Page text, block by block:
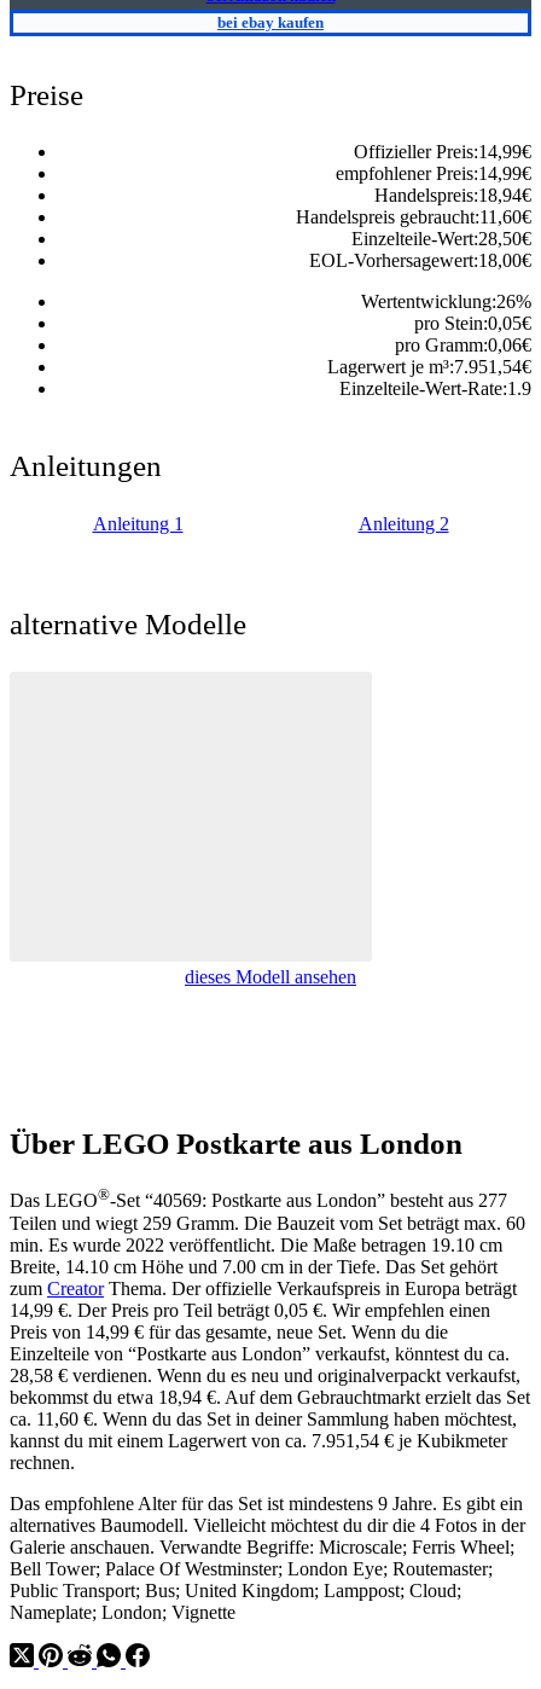
bei ebay kaufen
Preise
Offizieller Preis:14,99€
empfohlener Preis:14,99€
Handelspreis:18,94€
Handelspreis gebraucht:11,60€
Einzelteile-Wert:28,50€
EOL-Vorhersagewert:18,00€
Wertentwicklung:26%
pro Stein:0,05€
pro Gramm:0,06€
Lagerwert je m³:7.951,54€
Einzelteile-Wert-Rate:1.9
Anleitungen
Anleitung 1 Anleitung 2
alternative Modelle
dieses Modell ansehen
Über LEGO Postkarte aus London
Das LEGO®-Set “40569: Postkarte aus London” besteht aus 277
Teilen und wiegt 259 Gramm. Die Bauzeit vom Set beträgt max. 60
min. Es wurde 2022 veröffentlicht. Die Maße betragen 19.10 cm
Breite, 14.10 cm Höhe und 7.00 cm in der Tiefe. Das Set gehört
zum CreatorThema. Der offizielle Verkaufspreis in Europa beträgt
14,99 €. Der Preis pro Teil beträgt 0,05 €. Wir empfehlen einen
Preis von 14,99 € für das gesamte, neue Set. Wenn du die
Einzelteile von “Postkarte aus London” verkaufst, könntest du ca.
28,58 € verdienen. Wenn du es neu und originalverpackt verkaufst,
bekommst du etwa 18,94 €. Auf dem Gebrauchtmarkt erzielt das Set
ca. 11,60 €. Wenn du das Set in deiner Sammlung haben möchtest,
kannst du mit einem Lagerwert von ca. 7.951,54 € je Kubikmeter
rechnen.
Das empfohlene Alter für das Set ist mindestens 9 Jahre. Es gibt ein
alternatives Baumodell. Vielleicht möchtest du dir die 4 Fotos in der
Galerie anschauen. Verwandte Begriffe: Microscale; Ferris Wheel;
Bell Tower; Palace Of Westminster; London Eye; Routemaster;
Public Transport; Bus; United Kingdom; Lamppost; Cloud;
Nameplate; London; Vignette